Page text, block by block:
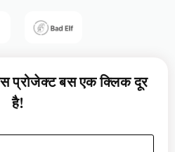
प्रोजेक्ट बस एक क्लिक दूर
है!